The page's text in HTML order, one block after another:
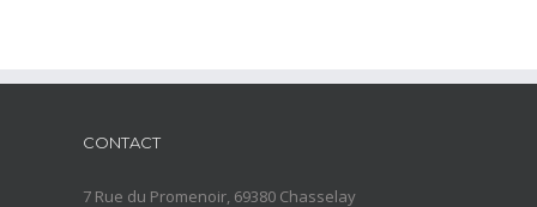
CONTACT
7 Rue du Promenoir, 69380 Chasselay